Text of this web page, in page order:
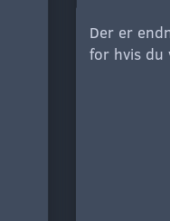
Der er
for hvis du